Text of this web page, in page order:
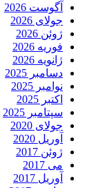
آگوست 2026
جولای 2026
ژوئن 2026
فوریه 2026
ژانویه 2026
دسامبر 2025
نوامبر 2025
اکتبر 2025
سپتامبر 2025
جولای 2020
آوریل 2020
ژوئن 2017
می 2017
آوریل 2017